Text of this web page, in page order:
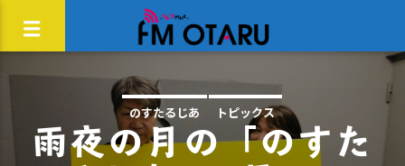
のすたるじあ トピックス
雨夜の月の「のすた